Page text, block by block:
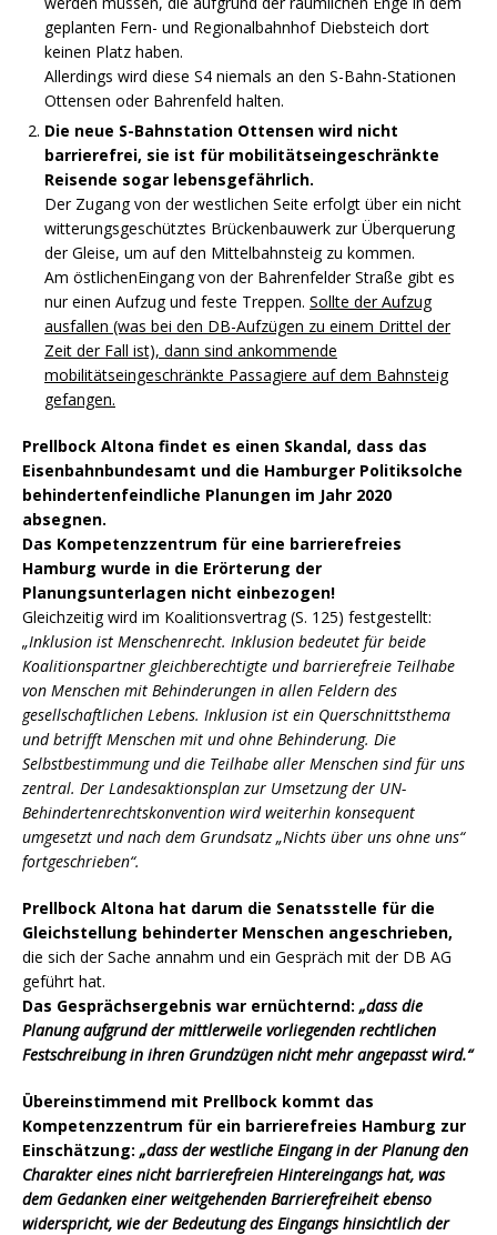
geplanten Fern- und Regionalbahnhof Diebsteich dort
keinen Platz haben.
Allerdings wird diese S4 niemals an den S-Bahn-Stationen
Ottensen oder Bahrenfeld halten.
Die neue S-Bahnstation Ottensen wird nicht
barrierefrei, sie ist für mobilitätseingeschränkte
Reisende sogar lebensgefährlich.
Der Zugang von der westlichen Seite erfolgt über ein nicht
witterungsgeschütztes Brückenbauwerk zur Überquerung
der Gleise, um auf den Mittelbahnsteig zu kommen.
Am östlichenEingang von der Bahrenfelder Straße gibt es
nur einen Aufzug und feste Treppen. Sollte der Aufzug
ausfallen (was bei den DB-Aufzügen zu einem Drittel der
Zeit der Fall ist), dann sind ankommende
mobilitätseingeschränkte Passagiere auf dem Bahnsteig
gefangen.
Prellbock Altona findet es einen Skandal, dass das
Eisenbahnbundesamt und die Hamburger Politiksolche
behindertenfeindliche Planungen im Jahr 2020
absegnen.
Das Kompetenzzentrum für eine barrierefreies
Hamburg wurde in die Erörterung der
Planungsunterlagen nicht einbezogen!
Gleichzeitig wird im Koalitionsvertrag (S. 125) festgestellt:
„Inklusion ist Menschenrecht. Inklusion bedeutet für beide
Koalitionspartner gleichberechtigte und barrierefreie Teilhabe
von Menschen mit Behinderungen in allen Feldern des
gesellschaftlichen Lebens. Inklusion ist ein Querschnittsthema
und betrifft Menschen mit und ohne Behinderung. Die
Selbstbestimmung und die Teilhabe aller Menschen sind für uns
zentral. Der Landesaktionsplan zur Umsetzung der UN-
Behindertenrechtskonvention wird weiterhin konsequent
umgesetzt und nach dem Grundsatz „Nichts über uns ohne uns“
fortgeschrieben“.
Prellbock Altona hat darum die Senatsstelle für die
Gleichstellung behinderter Menschen angeschrieben,
die sich der Sache annahm und ein Gespräch mit der DB AG
geführt hat.
Das Gesprächsergebnis war ernüchternd: „dass die
Planung aufgrund der mittlerweile vorliegenden rechtlichen
Festschreibung in ihren Grundzügen nicht mehr angepasst wird.“
Übereinstimmend mit Prellbock kommt das
Kompetenzzentrum für ein barrierefreies Hamburg zur
Einschätzung: „dass der westliche Eingang in der Planung den
Charakter eines nicht barrierefreien Hintereingangs hat, was
dem Gedanken einer weitgehenden Barrierefreiheit ebenso
widerspricht, wie der Bedeutung des Eingangs hinsichtlich der